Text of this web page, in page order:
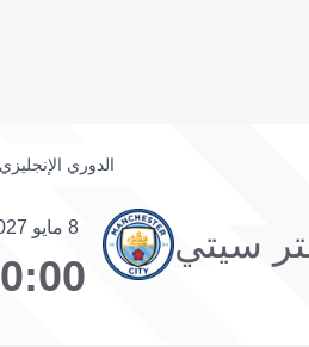
الدوري الإنجليزي
سيتي 8 مايو 2027